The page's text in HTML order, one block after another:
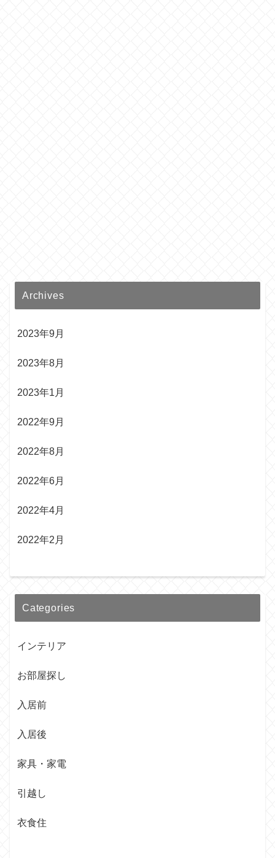
Archives
2023年9月
2023年8月
2023年1月
2022年9月
2022年8月
2022年6月
2022年4月
2022年2月
Categories
インテリア
お部屋探し
入居前
入居後
家具・家電
引越し
衣食住